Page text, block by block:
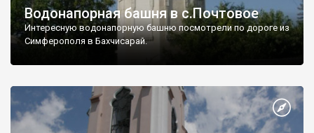
Водонапорная башня в с.Почтовое
Интересную водонапорную башню посмотрели по дороге из
Симферополя в Бахчисарай.